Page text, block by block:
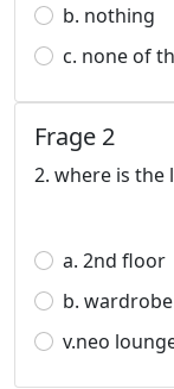
b. nothing
c. none of
Frage 2
2. where is the
a. 2nd floor
b. wardrobe
v.neo